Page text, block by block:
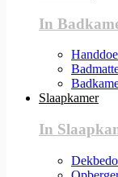
In
Slaapkamer
In